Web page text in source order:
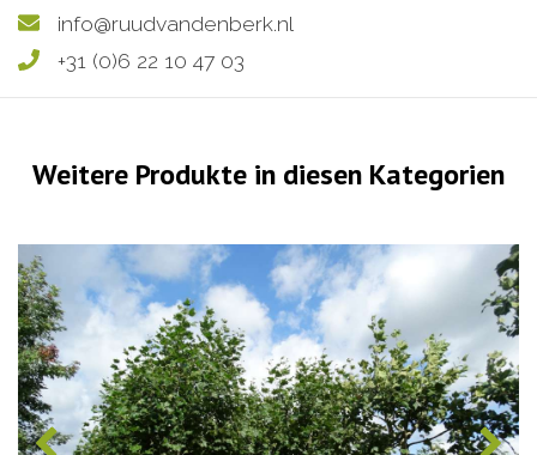
info@ruudvandenberk.nl
+31 (0)6 22 10 47 03
Weitere Produkte in diesen Kategorien